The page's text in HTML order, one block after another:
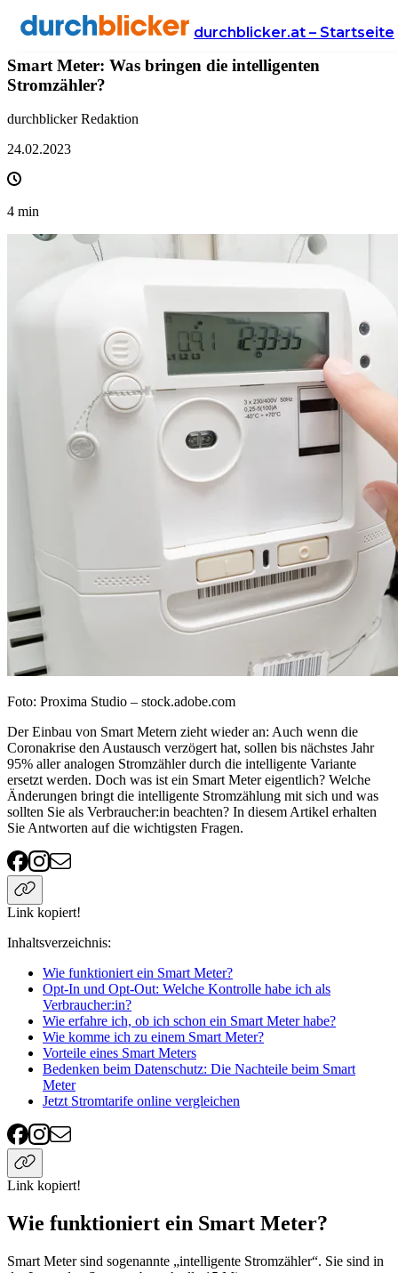
durchblicker.at – Startseite
News Energie strom
Smart Meter: Was bringen die intelligenten
Stromzähler?
durchblicker Redaktion
24.02.2023
4 min
Foto: Proxima Studio – stock.adobe.com
Der Einbau von Smart Metern zieht wieder an: Auch wenn die
Coronakrise den Austausch verzögert hat, sollen bis nächstes Jahr
95% aller analogen Stromzähler durch die intelligente Variante
ersetzt werden. Doch was ist ein Smart Meter eigentlich? Welche
Änderungen bringt die intelligente Stromzählung mit sich und was
sollten Sie als Verbraucher:in beachten? In diesem Artikel erhalten
Sie Antworten auf die wichtigsten Fragen.
Link kopiert!
Inhaltsverzeichnis:
Wie funktioniert ein Smart Meter?
Opt-In und Opt-Out: Welche Kontrolle habe ich als
Verbraucher:in?
Wie erfahre ich, ob ich schon ein Smart Meter habe?
Wie komme ich zu einem Smart Meter?
Vorteile eines Smart Meters
Bedenken beim Datenschutz: Die Nachteile beim Smart
Meter
Jetzt Stromtarife online vergleichen
Link kopiert!
Wie funktioniert ein Smart Meter?
Smart Meter sind sogenannte „intelligente Stromzähler“. Sie sind in